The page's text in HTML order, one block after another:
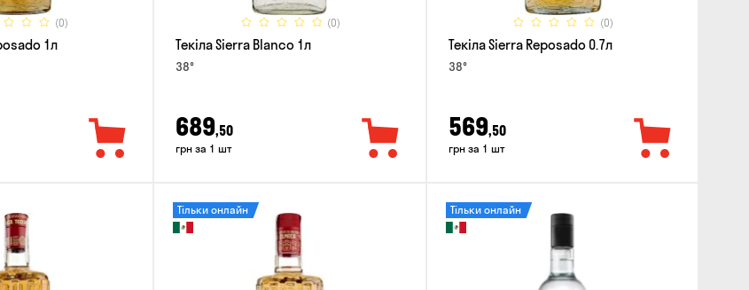
(0)
1л
(0)
Текіла Sierra Blanco 1л
38°
689,50
грн за 1 шт
(0)
Текіла Sierra Reposado 0.7л
38°
569,50
грн за 1 шт
Тільки онлайн Тільки онлайн